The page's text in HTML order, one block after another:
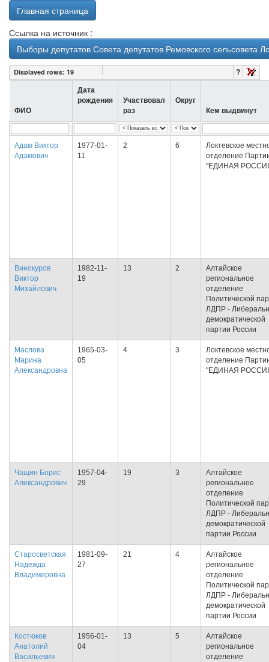
Главная страница
Ссылка на источник :
Выборы депутатов Совета депутатов Ремовского сельсовета
Displayed rows: 19 ?
ФИО
Дата
рождения
Участвовал
раз
Округ
Кем выдвинут
Адам Виктор
Адамович
1977-01-
11
2 6
Локтевское
отделение
"ЕДИНАЯ
Винокуров
Виктор
Михайлович
1982-11-
19
13 2
Алтайское
региональное
отделение
Политической
ЛДПР -
демократической
партии России
Маслова
Марина
Александровна
1965-03-
05
4 3
Локтевское
отделение
"ЕДИНАЯ
Чащин Борис
Александрович
1957-04-
29
19 3
Алтайское
региональное
отделение
Политической
ЛДПР -
демократической
партии России
Старосветская
Надежда
Владимировна
1981-09-
27
21 4
Алтайское
региональное
отделение
Политической
ЛДПР -
демократической
партии России
Костюков
Анатолий
Васильевич
1956-01-
04
13 5
Алтайское
региональное
отделение